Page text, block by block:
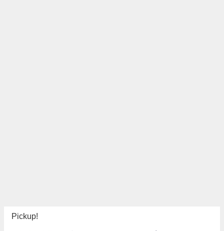
Pickup!